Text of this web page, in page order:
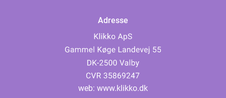
Adresse
web: www.klikko.dk